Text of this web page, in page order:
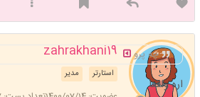
zahrakhani19
مدیر استارتر
چه پرو
اره واقعا